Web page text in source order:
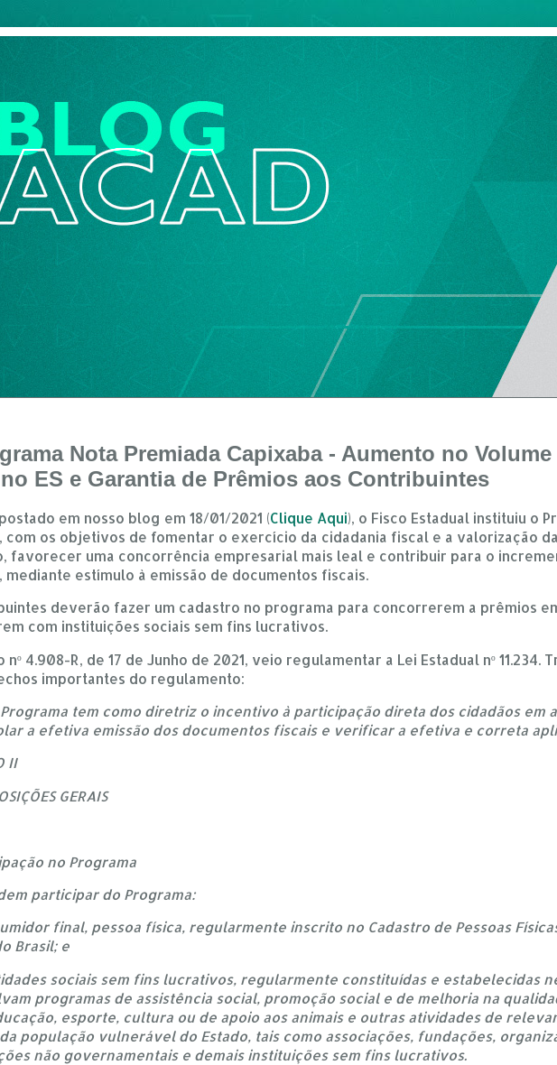
Nota Premiada Capixaba - Aumento no
ES e Garantia de Prêmios aos Contribuintes
em nosso blog em 18/01/2021 (Clique Aqui), o Fisco Estadual instituiu o
com os objetivos de fomentar o exercício da cidadania fiscal e a valorização
favorecer uma concorrência empresarial mais leal e contribuir para o
mediante estímulo à emissão de documentos fiscais.
deverão fazer um cadastro no programa para concorrerem a prêmios
com instituições sociais sem fins lucrativos.
nº 4.908-R, de 17 de Junho de 2021, veio regulamentar a Lei Estadual nº 11.234.
importantes do regulamento:
Programa tem como diretriz o incentivo à participação direta dos cidadãos em
a efetiva emissão dos documentos fiscais e verificar a efetiva e correta
II
GERAIS
no Programa
participar do Programa:
final, pessoa física, regularmente inscrito no Cadastro de Pessoas
Brasil; e
sociais sem fins lucrativos, regularmente constituídas e estabelecidas
programas de assistência social, promoção social e de melhoria na
esporte, cultura ou de apoio aos animais e outras atividades de
população vulnerável do Estado, tais como associações, fundações,
não governamentais e demais instituições sem fins lucrativos.